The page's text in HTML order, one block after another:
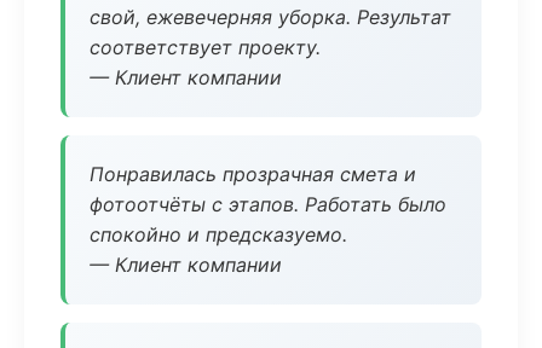
свой, ежевечерняя уборка. Результат
соответствует проекту.
— Клиент компании
Понравилась прозрачная смета и
фотоотчёты с этапов. Работать было
спокойно и предсказуемо.
— Клиент компании